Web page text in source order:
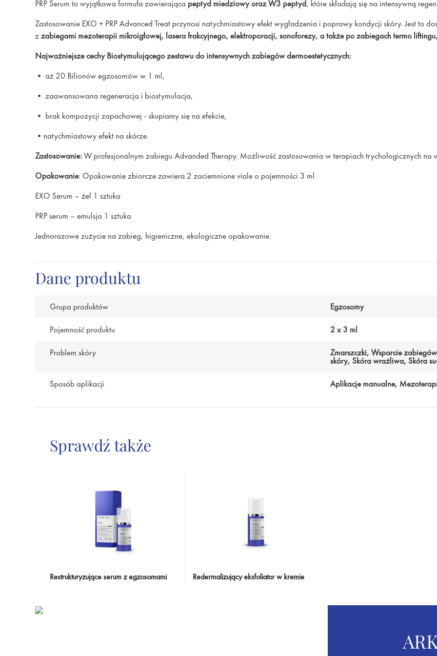
PRP Serum to wyjątkowa formuła zawierająca peptyd miedziowy oraz W3 peptyd, które składają się na intensywną
Zastosowanie EXO + PRP Advanced Treat przynosi natychmiastowy efekt wygładzenia i poprawy kondycji skóry. Jest to
zzabiegami mezoterapii mikroigłowej, lasera frakcyjnego, elektroporacji, sonoforezy, a także po zabiegach termo
Najważniejsze cechy Biostymulującego zestawu do intensywnych zabiegów dermoestetycznych:
• aż 20 Bilionów egzosomów w 1 ml,
• zaawansowana regeneracja i biostymulacja,
• brak kompozycji zapachowej - skupiamy się na efekcie,
•natychmiastowy efekt na skórze.
Zastosowanie:W profesjonalnym zabiegu Advanded Therapy. Możliwość zastosowania w terapiach trychologicznych na
Opakowanie: Opakowanie zbiorcze zawiera 2 zaciemnione viale o pojemności 3 ml
EXO Serum – żel 1 sztuka
PRP serum – emulsja 1 sztuka
Jednorazowe zużycie na zabieg, higieniczne, ekologiczne opakowanie.
Dane produktu
Grupa produktów Egzosomy
Pojemność produktu 2 x 3 ml
Problem skóry Zmarszczki, Wsparcie
skóry, Skóra wrażliwa, Skóra
Sposób aplikacji Aplikacje manualne,
Sprawdź także
Restrukturyzujące serum z egzosomami Redermalizujący eksfoliator w kremie